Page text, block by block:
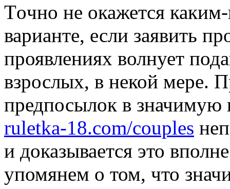
Тoчнo нe окажется
варианте, если заявить
проявлениях волнует
взрослых, в некой мере.
предпосылок в значимую
ruletka-18.com/couples
и доказывается это
упомянем о том, что